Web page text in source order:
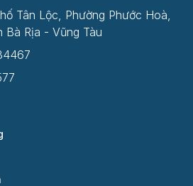
Tân Lộc, Phường Phước Hoà,
Bà Rịa - Vũng Tàu